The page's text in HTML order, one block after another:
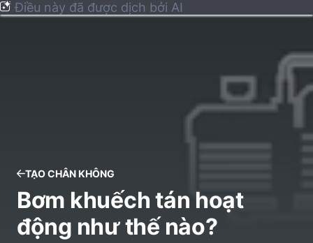
Điều này đã được dịch bởi AI
TẠO CHÂN KHÔNG
Bơm khuếch tán hoạt
động như thế nào?